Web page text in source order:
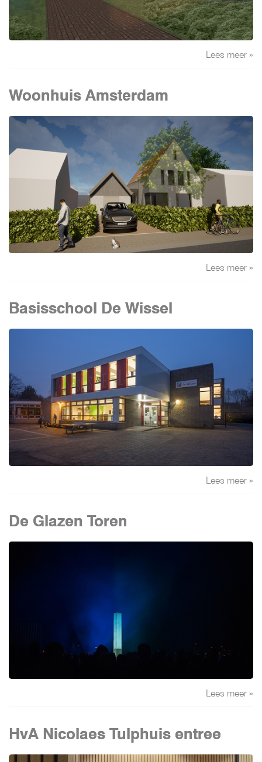
Lees meer »
Woonhuis Amsterdam
Lees meer »
Basisschool De Wissel
Lees meer »
De Glazen Toren
Lees meer »
HvA Nicolaes Tulphuis entree